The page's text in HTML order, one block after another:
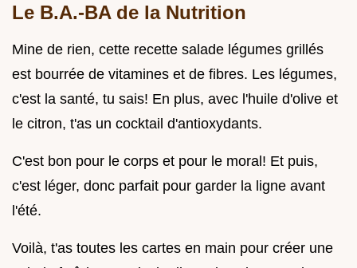
Le B.A.-BA de la Nutrition
Mine de rien, cette recette salade légumes grillés
est bourrée de vitamines et de fibres. Les légumes,
c'est la santé, tu sais! En plus, avec l'huile d'olive et
le citron, t'as un cocktail d'antioxydants.
C'est bon pour le corps et pour le moral! Et puis,
c'est léger, donc parfait pour garder la ligne avant
l'été.
Voilà, t'as toutes les cartes en main pour créer une